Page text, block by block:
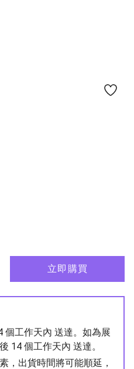
立即購買
個工作天內 送達。如為展
14 個工作天內 送達。
，出貨時間將可能順延，